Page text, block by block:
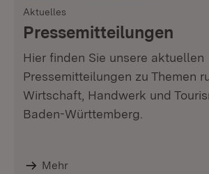
Aktuelles
Pressemitteilungen
Hier finden Sie unsere aktuellen
Pressemitteilungen zu Themen
Wirtschaft, Handwerk und
Baden-Württemberg.
Mehr